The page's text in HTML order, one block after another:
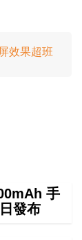
效果超班
手
發布